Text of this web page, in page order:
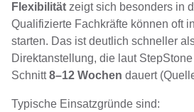
Flexibilität zeigt sich besonders in
Qualifizierte Fachkräfte können oft
starten. Das ist deutlich schneller
Direktanstellung, die laut
Schnitt8–12 Wochen dauert
Typische Einsatzgründe sind: